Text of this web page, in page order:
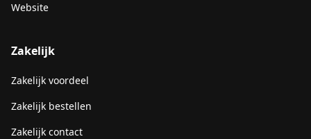
Website
Zakelijk
Zakelijk voordeel
Zakelijk bestellen
Zakelijk contact